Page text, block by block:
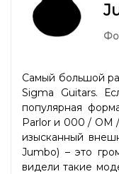
Самый большой
Sigma Guitars.
популярная
Parlor и 000 / OM
изысканный
Jumbo) – это
видели такие